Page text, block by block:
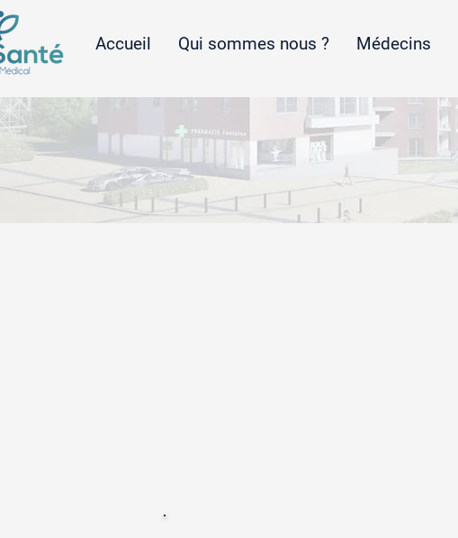
Accueil Qui sommes nous ? Médecins